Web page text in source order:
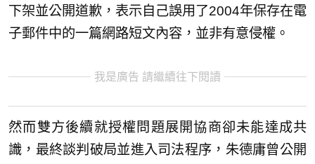
下架並公開道歉，表示自己誤用了2004年保存在電
子郵件中的一篇網路短文內容，並非有意侵權。
我是廣告 請繼續往下閱讀
然而雙方後續就授權問題展開協商卻未能達成共
識，最終談判破局並進入司法程序，朱德庸曾公開